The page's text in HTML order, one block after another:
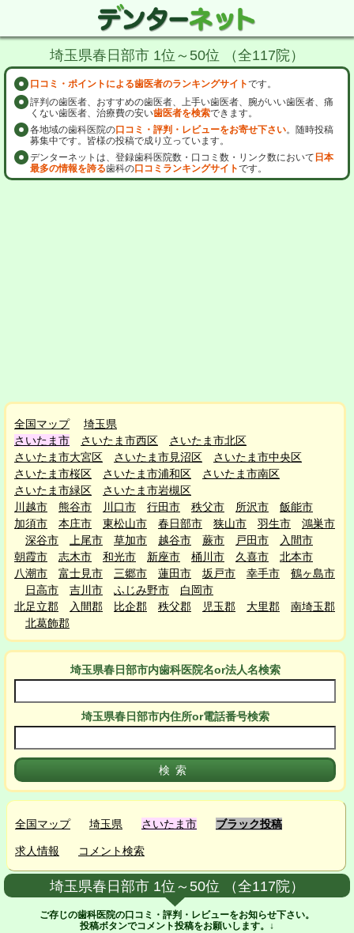
埼玉県春日部市 1位～50位 （全117院）
口コミ・ポイントによる歯医者のランキングサイトです。
評判の歯医者、おすすめの歯医者、上手い歯医者、腕がいい歯医者、痛
くない歯医者、治療費の安い歯医者を検索できます。
各地域の歯科医院の口コミ・評判・レビューをお寄せ下さい。随時投稿
募集中です。皆様の投稿で成り立っています。
デンターネットは、登録歯科医院数・口コミ数・リンク数において 日本
最多の情報を誇る歯科の口コミランキングサイトです。
全国マップ
埼玉県
さいたま市
さいたま市西区
さいたま市北区
さいたま市大宮区
さいたま市見沼区
さいたま市中央区
さいたま市桜区
さいたま市浦和区
さいたま市南区
さいたま市緑区
さいたま市岩槻区
川越市
熊谷市 川口市 行田市 秩父市 所沢市
飯能市
加須市
本庄市 東松山市 春日部市 狭山市 羽生市
鴻巣市
深谷市
上尾市 草加市 越谷市 蕨市 戸田市
入間市
朝霞市
志木市 和光市 新座市 桶川市 久喜市
北本市
八潮市
富士見市 三郷市 蓮田市 坂戸市 幸手市
鶴ヶ島市
日高市
吉川市 ふじみ野市
白岡市
北足立郡
入間郡 比企郡 秩父郡 児玉郡 大里郡
南埼玉郡
北葛飾郡
埼玉県春日部市内歯科医院名or法人名検索
埼玉県春日部市内住所or電話番号検索
全国マップ 埼玉県 さいたま市 ブラック投稿
求人情報 コメント検索
埼玉県春日部市 1位～50位 （全117院）
ご存じの歯科医院の口コミ・評判・レビューをお知らせ下さい。
投稿ボタンでコメント投稿をお願いします。↓